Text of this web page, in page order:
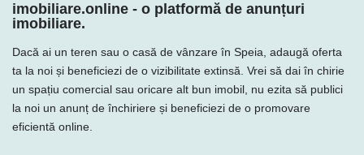
imobiliare.online - o platformă de anunțuri
imobiliare.
Dacă ai un teren sau o casă de vânzare în Speia, adaugă oferta
ta la noi și beneficiezi de o vizibilitate extinsă. Vrei să dai în chirie
un spațiu comercial sau oricare alt bun imobil, nu ezita să publici
la noi un anunț de închiriere și beneficiezi de o promovare
eficientă online.